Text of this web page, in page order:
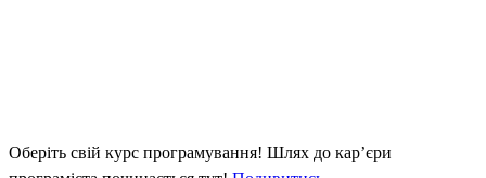
Оберіть свій курс програмування! Шлях до кар’єри